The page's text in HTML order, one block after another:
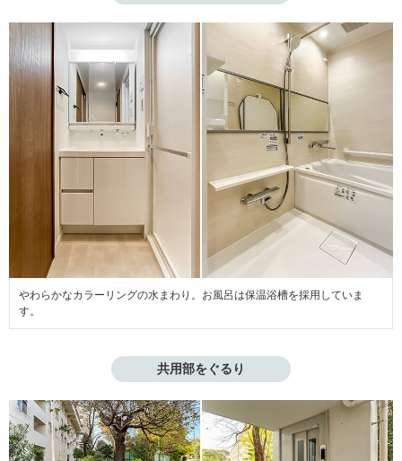
やわらかなカラーリングの水まわり。お風呂は保温浴槽を採用していま
す。
共用部をぐるり